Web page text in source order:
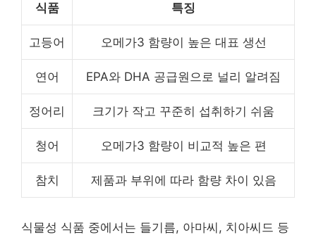
식품 특징
고등어 오메가3 함량이 높은 대표 생선
연어 EPA와 DHA 공급원으로 널리 알려짐
정어리 크기가 작고 꾸준히 섭취하기 쉬움
청어 오메가3 함량이 비교적 높은 편
참치 제품과 부위에 따라 함량 차이 있음
식물성 식품 중에서는 들기름, 아마씨, 치아씨드 등